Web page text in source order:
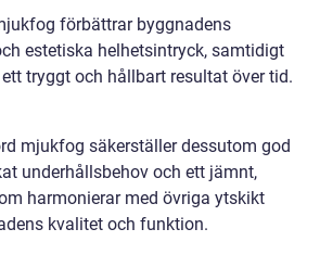
förbättrar byggnadens
estetiska helhetsintryck, samtidigt
tryggt och hållbart resultat över tid.
mjukfog säkerställer dessutom god
underhållsbehov och ett jämnt,
harmonierar med övriga ytskikt
kvalitet och funktion.